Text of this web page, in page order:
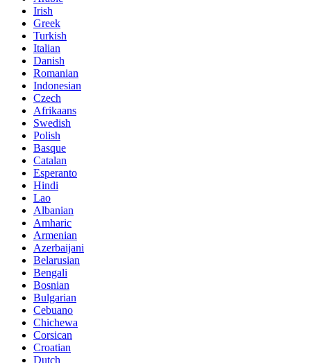
Irish
Greek
Turkish
Italian
Danish
Romanian
Indonesian
Czech
Afrikaans
Swedish
Polish
Basque
Catalan
Esperanto
Hindi
Lao
Albanian
Amharic
Armenian
Azerbaijani
Belarusian
Bengali
Bosnian
Bulgarian
Cebuano
Chichewa
Corsican
Croatian
Dutch